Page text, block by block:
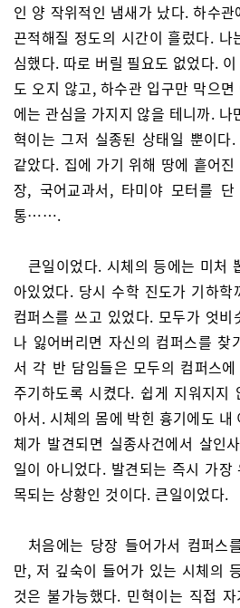
인 양 작위적인 냄새가 났다. 하수
끈적해질 정도의 시간이 흘렀다. 나
심했다. 따로 버릴 필요도 없었다.
도 오지 않고, 하수관 입구만 막으
에는 관심을 가지지 않을 테니까. 나
혁이는 그저 실종된 상태일 뿐이다
같았다. 집에 가기 위해 땅에 흩어
장, 국어교과서, 타미야 모터를
통…….
큰일이었다. 시체의 등에는 미처
아있었다. 당시 수학 진도가 기하
컴퍼스를 쓰고 있었다. 모두가 엇
나 잃어버리면 자신의 컴퍼스를 찾
서 각 반 담임들은 모두의 컴퍼스
주기하도록 시켰다. 쉽게 지워지지
아서. 시체의 몸에 박힌 흉기에도 내
체가 발견되면 실종사건에서 살인
일이 아니었다. 발견되는 즉시 가
목되는 상황인 것이다. 큰일이었다.
처음에는 당장 들어가서 컴퍼스
만, 저 깊숙이 들어가 있는 시체의
것은 불가능했다. 민혁이는 직접